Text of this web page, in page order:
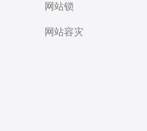
网站锁
网站容灾